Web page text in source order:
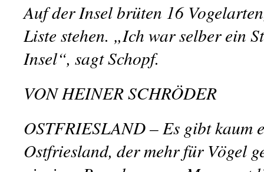
Auf der Insel brüten 16
Liste stehen. „Ich war selber ein
Insel“, sagt Schopf.
VON HEINER SCHRÖDER
OSTFRIESLAND – Es gibt kaum
Ostfriesland, der mehr für Vögel